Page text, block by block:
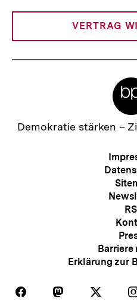
VERTRAG
Zur
Demokratie stärken –
Barriere
Erklärung zur
Folgen
Auf
Folgen Folgen